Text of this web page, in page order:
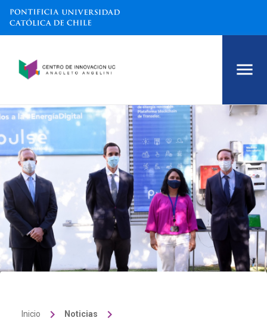
Inicio keyboard_arrow_right Noticias keyboard_arrow_right